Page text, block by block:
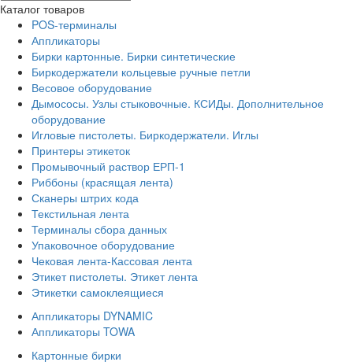
Каталог товаров
POS-терминалы
Аппликаторы
Бирки картонные. Бирки синтетические
Биркодержатели кольцевые ручные петли
Весовое оборудование
Дымососы. Узлы стыковочные. КСИДы. Дополнительное
оборудование
Игловые пистолеты. Биркодержатели. Иглы
Принтеры этикеток
Промывочный раствор ЕРП-1
Риббоны (красящая лента)
Сканеры штрих кода
Текстильная лента
Терминалы сбора данных
Упаковочное оборудование
Чековая лента-Кассовая лента
Этикет пистолеты. Этикет лента
Этикетки самоклеящиеся
Аппликаторы DYNAMIC
Аппликаторы TOWA
Картонные бирки